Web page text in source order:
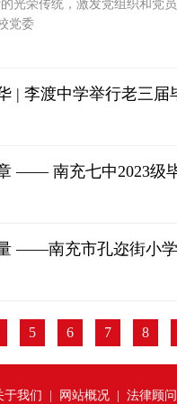
光荣传统，激发党组织和党
党委
| 李渡中学举行老三届
—— 南充七中2023级
——南充市孔迩街小
5 6 7 8
于我们 网站概况| 法律顾问